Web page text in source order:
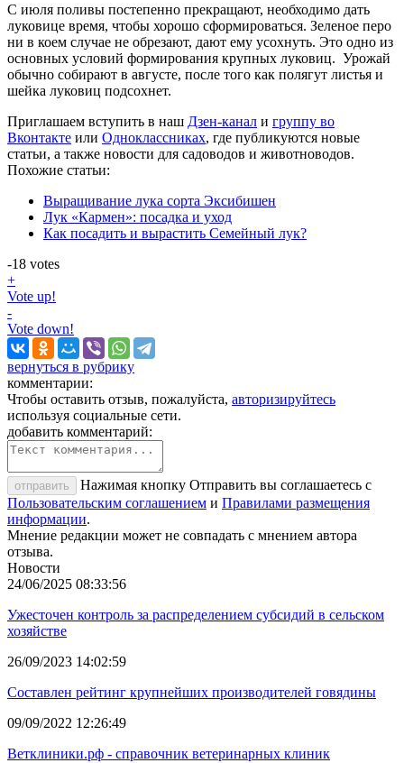
С июля поливы постепенно прекращают, необходимо дать
луковице время, чтобы хорошо сформироваться. Зеленое перо
ни в коем случае не обрезают, дают ему усохнуть. Это одно из
основных условий формирования крупных луковиц. Урожай
обычно собирают в августе, после того как полягут листья и
шейка луковиц подсохнет.
Приглашаем вступить в наш Дзен-канал и группу во
Вконтакте или Одноклассниках, где публикуются новые
статьи, а также новости для садоводов и животноводов.
Похожие статьи:
Выращивание лука сорта Эксибишен
Лук «Кармен»: посадка и уход
Как посадить и вырастить Семейный лук?
-18 votes
+
Vote up!
-
Vote down!
вернуться в рубрику
комментарии:
Чтобы оставить отзыв, пожалуйста, авторизируйтесь
используя социальные сети.
добавить комментарий:
отправить
Нажимая кнопку Отправить вы соглашаетесь с
Пользовательским соглашением и Правилами размещения
информации.
Мнение редакции может не совпадать с мнением автора
отзыва.
Новости
24/06/2025 08:33:56
Ужесточен контроль за распределением субсидий в сельском
хозяйстве
26/09/2023 14:02:59
Составлен рейтинг крупнейших производителей говядины
09/09/2022 12:26:49
Ветклиники.рф - справочник ветеринарных клиник